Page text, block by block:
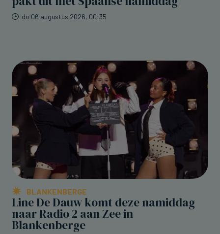
do 06 augustus 2026, 00:35
BLANKENBERGE
Line De Dauw komt deze namiddag
naar Radio 2 aan Zee in
Blankenberge